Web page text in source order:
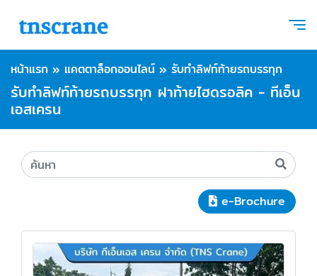
หน้าแรก » แคตตาล็อกออนไลน์ » รับทำลิฟท์ท้ายรถบรรทุก
รับทำลิฟท์ท้ายรถบรรทุก ฝาท้ายไฮดรอลิค - ทีเอ็น
เอสเครน
e-Brochure